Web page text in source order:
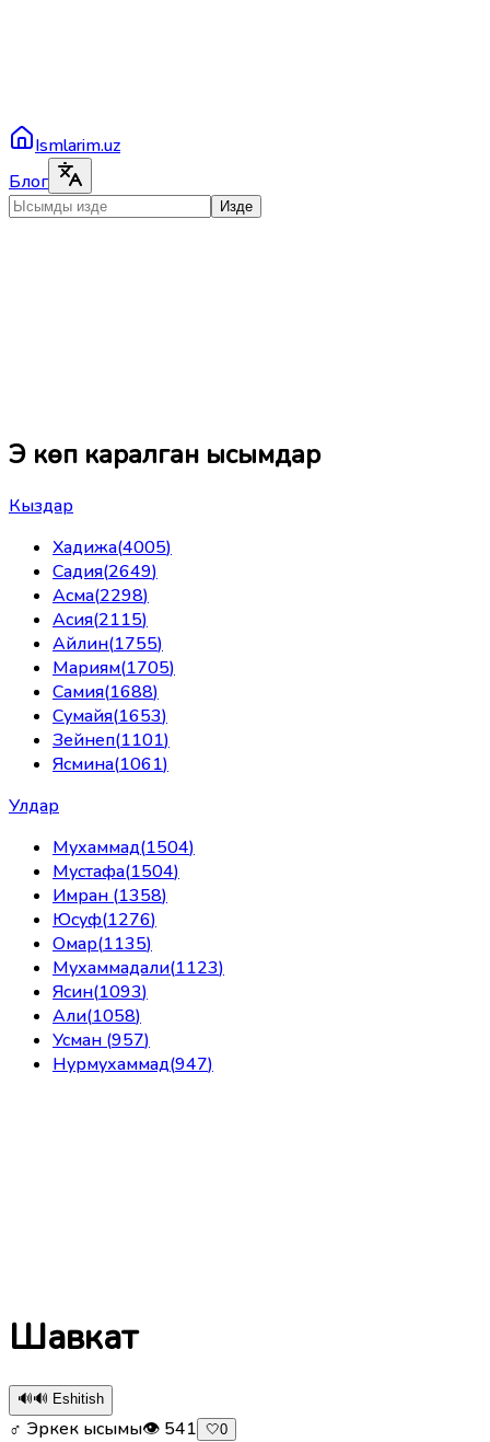
Ismlarim.uz
Блог
Изде
Эң көп каралган ысымдар
Кыздар
Хадижа(4005)
Садия(2649)
Асма(2298)
Асия(2115)
Айлин(1755)
Мариям(1705)
Самия(1688)
Сумайя(1653)
Зейнеп(1101)
Ясмина(1061)
Улдар
Мухаммад(1504)
Мустафа(1504)
Имран (1358)
Юсуф(1276)
Омар(1135)
Мухаммадали(1123)
Ясин(1093)
Али(1058)
Усман (957)
Нурмухаммад(947)
Шавкат
🔊🔊 Eshitish
♂ Эркек ысымы👁 541 🤍0